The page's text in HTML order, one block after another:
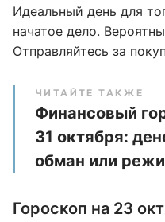
Идеальный день для
начатое дело.
Отправляйтесь за
ЧИТАЙТЕ ТАКЖЕ
Финансовый
31 октября:
обман или
Гороскоп на 23